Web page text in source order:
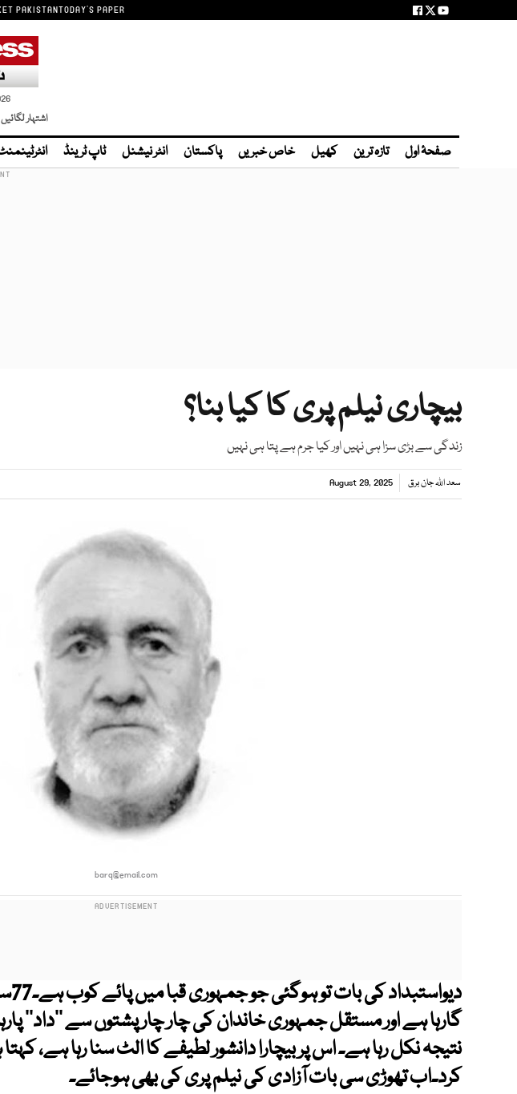
PAKISTANTODAY'S PAPER
اشتہار
صفحۂ اول تازہ ترین کھیل خاص خبریں پاکستان انٹر نیشنل ٹاپ ٹرینڈ
بیچاری نیلم پری کا کیا بنا؟
زندگی سے بڑی سزا ہی نہیں اور کیا جرم ہے پتا ہی نہیں
سعد اللہ جان برق August 29, 2025
barq@email.com
گارہا ہے اور مستقل جمہوری خاندان کی چار چار پشتوں سے ’’داد‘‘
نتیجہ نکل رہا ہے۔ اس پر بیچارا دانشور لطیفے کا الٹ سنا رہا ہے،
کرد۔اب تھوڑی سی بات آزادی کی نیلم پری کی بھی ہوجائے۔